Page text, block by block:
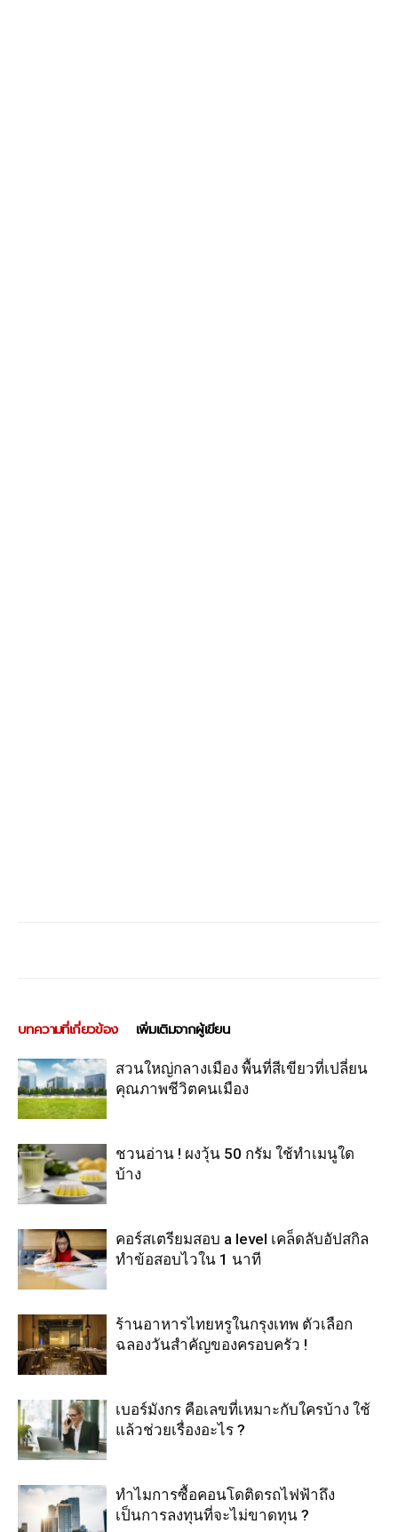
บทความที่เกี่ยวข้อง เพิ่มเติมจากผู้เขียน
สวนใหญ่กลางเมือง พื้นที่สีเขียวที่เปลี่ยน
คุณภาพชีวิตคนเมือง
ชวนอ่าน ! ผงวุ้น 50 กรัม ใช้ทำเมนูใด
บ้าง
คอร์สเตรียมสอบ a level เคล็ดลับอัปสกิล
ทำข้อสอบไวใน 1 นาที
ร้านอาหารไทยหรูในกรุงเทพ ตัวเลือก
ฉลองวันสำคัญของครอบครัว !
เบอร์มังกร คือเลขที่เหมาะกับใครบ้าง ใช้
แล้วช่วยเรื่องอะไร ?
ทำไมการซื้อคอนโดติดรถไฟฟ้าถึง
เป็นการลงทุนที่จะไม่ขาดทุน ?